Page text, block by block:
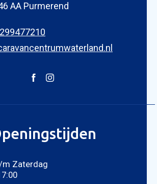
AA Purmerend
m Zaterdag